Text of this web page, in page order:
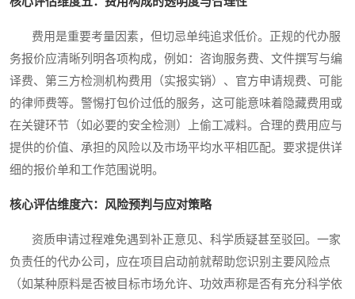
费用是重要考量因素，但切忌单纯追求低价。正规的代办服
务报价应清晰列明各项构成，例如：咨询服务费、文件撰写与编
译费、第三方检测机构费用（实报实销）、官方申请规费、可能
的律师费等。警惕打包价过低的服务，这可能意味着隐藏费用或
在关键环节（如必要的安全检测）上偷工减料。合理的费用应与
提供的价值、承担的风险以及市场平均水平相匹配。要求提供详
细的报价单和工作范围说明。
核心评估维度六：风险预判与应对策略
资质申请过程难免遇到补正意见、科学质疑甚至驳回。一家
负责任的代办公司，应在项目启动前就帮助您识别主要风险点
（如某种原料是否被目标市场允许、功效声称是否有充分科学依